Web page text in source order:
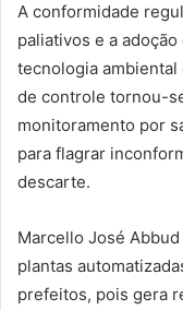
A conformidade
paliativos e a
tecnologia ambiental
de controle tornou-
monitoramento por
para flagrar
descarte.
Marcello José
plantas
prefeitos, pois gera